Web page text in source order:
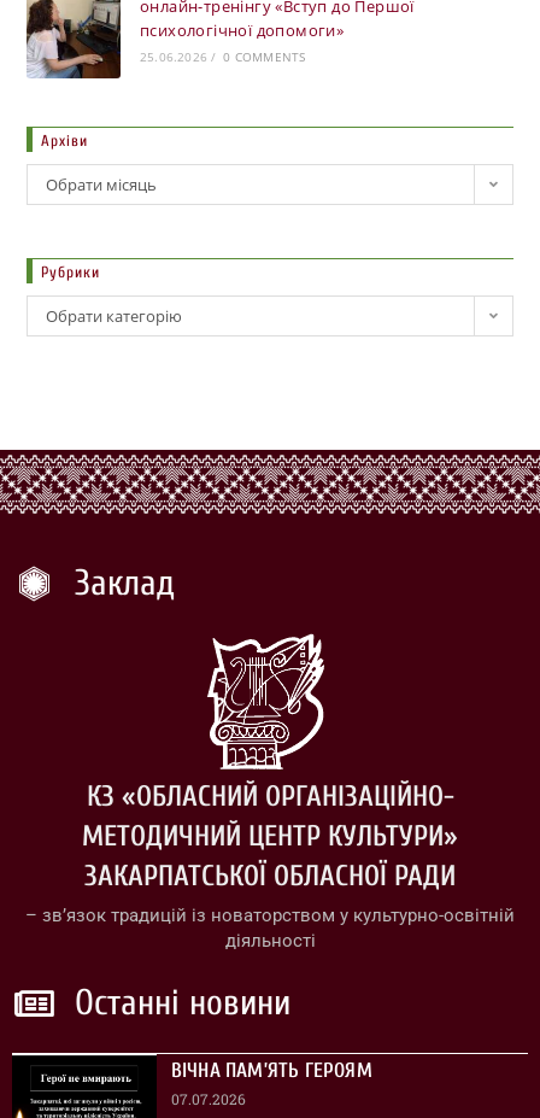
онлайн-тренінгу «Вступ до Першої
психологічної допомоги»
25.06.2026 / 0 COMMENTS
Архіви
Обрати місяць
Рубрики
Обрати категорію
Заклад
КЗ «ОБЛАСНИЙ ОРГАНІЗАЦІЙНО-
МЕТОДИЧНИЙ ЦЕНТР КУЛЬТУРИ»
ЗАКАРПАТСЬКОЇ ОБЛАСНОЇ РАДИ
– зв’язок традицій із новаторством у культурно-освітній
діяльності
Останні новини
ВІЧНА ПАМ’ЯТЬ ГЕРОЯМ
07.07.2026